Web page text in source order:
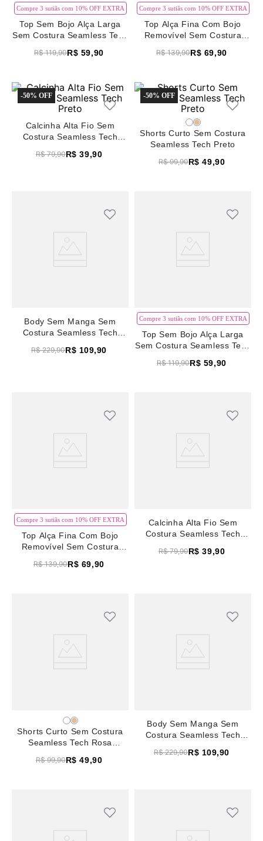
8
renda
9
sutiã renda
body
Compre 3 sutiãs com 10% OFF EXTRA
Top Sem Bojo Alça Larga
Sem Costura Seamless Tech
R$ 119,90R$ 59,90
Compre 3 sutiãs com 10% OFF EXTRA
Top Alça Fina Com Bojo
Removível Sem Costura
R$ 139,90R$ 69,90
-50%
Calcinha Alta Fio Sem
Costura Seamless Tech
R$ 79,90R$ 39,90
-50%
Shorts Curto Sem Costura
Seamless Tech Preto
R$ 99,90R$ 49,90
Body Sem Manga Sem
Costura Seamless Tech
R$ 229,90R$ 109,90
Compre 3 sutiãs com 10% OFF EXTRA
Top Sem Bojo Alça Larga
Sem Costura Seamless Tech
R$ 119,90R$ 59,90
Compre 3 sutiãs com 10% OFF EXTRA
Top Alça Fina Com Bojo
Removível Sem Costura
Madeira
R$ 139,90R$ 69,90
Calcinha Alta Fio Sem
Costura Seamless Tech
R$ 79,90R$ 39,90
Shorts Curto Sem Costura
Seamless Tech Rosa
R$ 99,90R$ 49,90
Body Sem Manga Sem
Costura Seamless Tech
R$ 229,90R$ 109,90